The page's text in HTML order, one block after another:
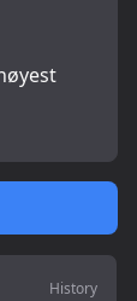
History